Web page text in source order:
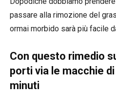
passare alla rimozione del
ormai morbido sarà più facile
Con questo rimedio
porti via le macchie
minuti